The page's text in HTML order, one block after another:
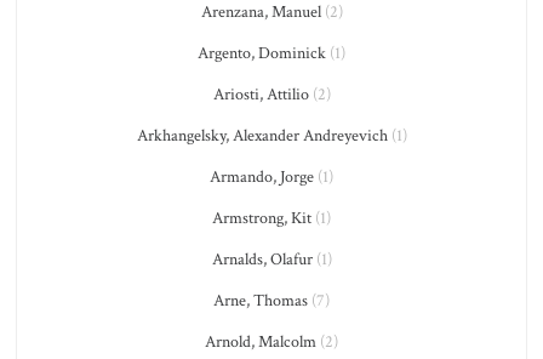
Arenzana, Manuel(2)
Argento, Dominick (1)
Ariosti, Attilio(2)
Arkhangelsky, Alexander Andreyevich(1)
Armando, Jorge (1)
Armstrong, Kit (1)
Arnalds, Olafur(1)
Arne, Thomas (7)
Arnold, Malcolm (2)